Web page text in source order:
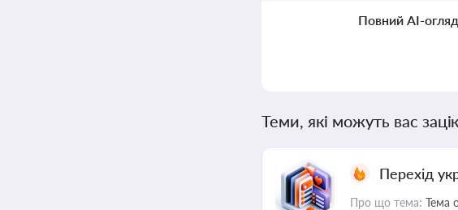
Повний AI-огляд
Теми, які можуть вас
Перехід
Про що тема: Тема